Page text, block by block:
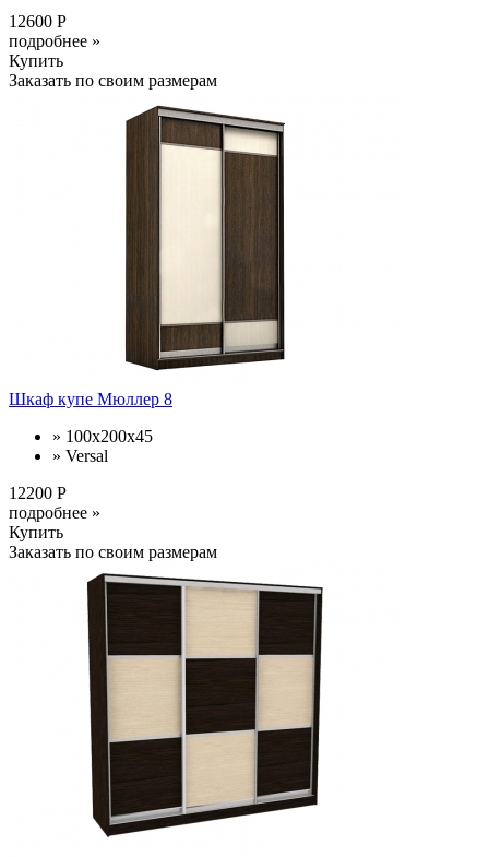
12600 Р
подробнее »
Купить
Заказать по своим размерам
Шкаф купе Мюллер 8
» 100х200х45
» Versal
12200 Р
подробнее »
Купить
Заказать по своим размерам